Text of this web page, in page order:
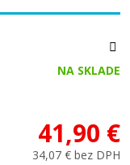
NA SKLADE
41,90 €
34,07 € bez DPH